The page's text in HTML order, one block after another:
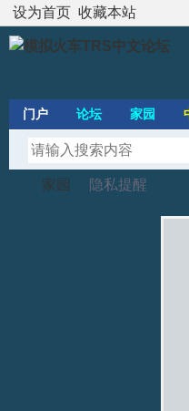
设为首页 收藏本站
门户 论坛 家园
家园 隐私提醒